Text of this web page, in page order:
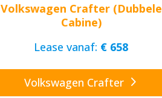
Volkswagen Crafter (Dubbele
Cabine)
Lease vanaf: € 658
Volkswagen Crafter